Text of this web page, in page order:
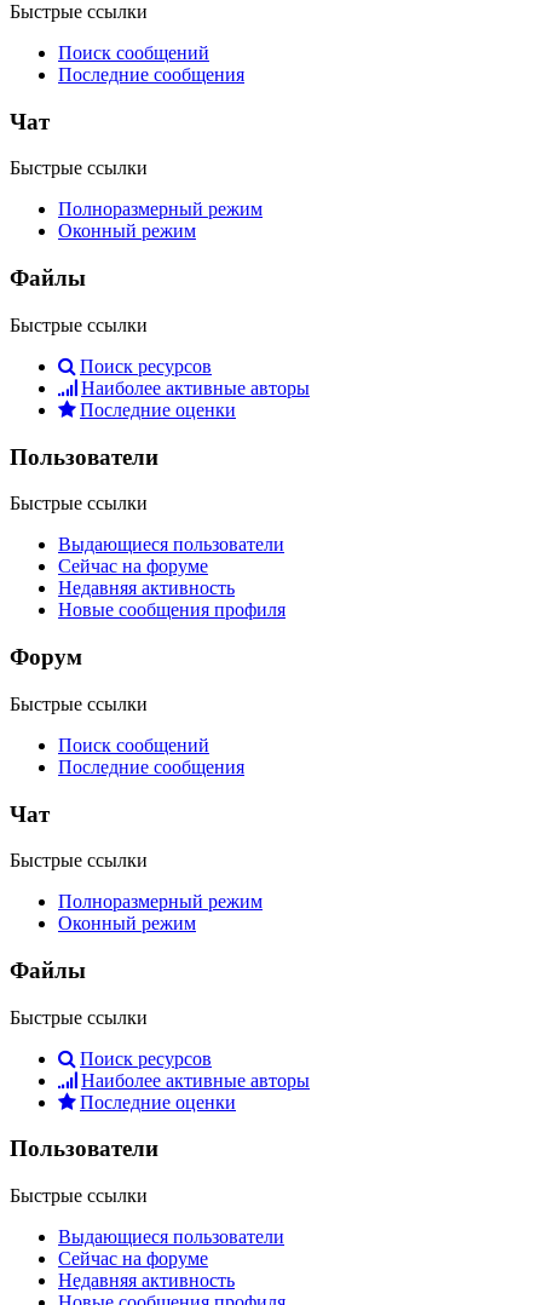
Быстрые ссылки
Поиск сообщений
Последние сообщения
Чат
Быстрые ссылки
Полноразмерный режим
Оконный режим
Файлы
Быстрые ссылки
Поиск ресурсов
Наиболее активные авторы
Последние оценки
Пользователи
Быстрые ссылки
Выдающиеся пользователи
Сейчас на форуме
Недавняя активность
Новые сообщения профиля
Форум
Быстрые ссылки
Поиск сообщений
Последние сообщения
Чат
Быстрые ссылки
Полноразмерный режим
Оконный режим
Файлы
Быстрые ссылки
Поиск ресурсов
Наиболее активные авторы
Последние оценки
Пользователи
Быстрые ссылки
Выдающиеся пользователи
Сейчас на форуме
Недавняя активность